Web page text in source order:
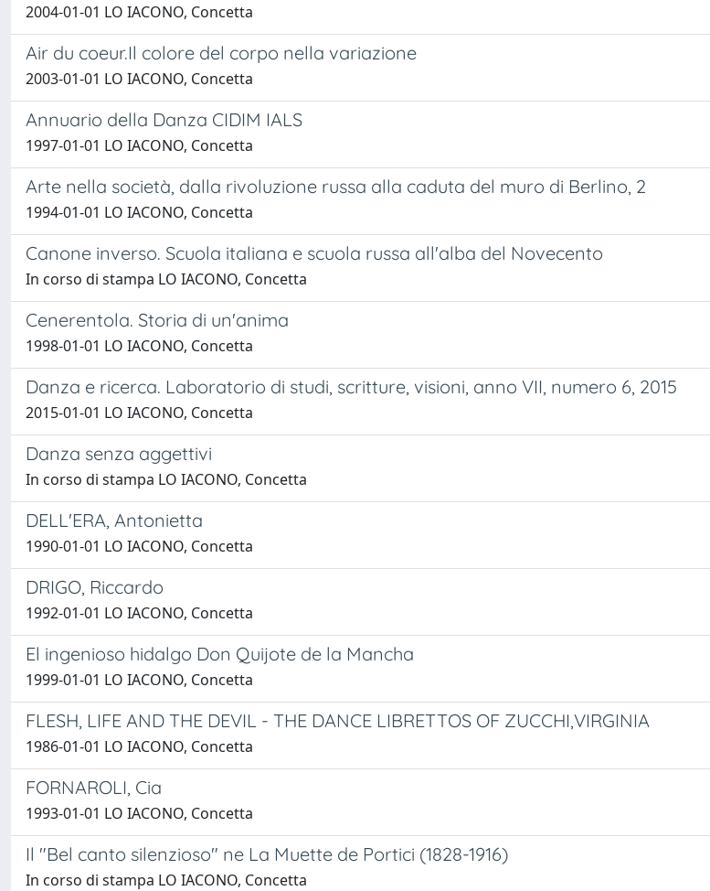
2004-01-01 LO IACONO, Concetta
Air du coeur.Il colore del corpo nella variazione
2003-01-01 LO IACONO, Concetta
Annuario della Danza CIDIM IALS
1997-01-01 LO IACONO, Concetta
Arte nella società, dalla rivoluzione russa alla caduta del muro di Berlino, 2
1994-01-01 LO IACONO, Concetta
Canone inverso. Scuola italiana e scuola russa all'alba del Novecento
In corso di stampa LO IACONO, Concetta
Cenerentola. Storia di un'anima
1998-01-01 LO IACONO, Concetta
Danza e ricerca. Laboratorio di studi, scritture, visioni, anno VII, numero 6, 2015
2015-01-01 LO IACONO, Concetta
Danza senza aggettivi
In corso di stampa LO IACONO, Concetta
DELL'ERA, Antonietta
1990-01-01 LO IACONO, Concetta
DRIGO, Riccardo
1992-01-01 LO IACONO, Concetta
El ingenioso hidalgo Don Quijote de la Mancha
1999-01-01 LO IACONO, Concetta
FLESH, LIFE AND THE DEVIL - THE DANCE LIBRETTOS OF ZUCCHI,VIRGINIA
1986-01-01 LO IACONO, Concetta
FORNAROLI, Cia
1993-01-01 LO IACONO, Concetta
Il "Bel canto silenzioso" ne La Muette de Portici (1828-1916)
In corso di stampa LO IACONO, Concetta